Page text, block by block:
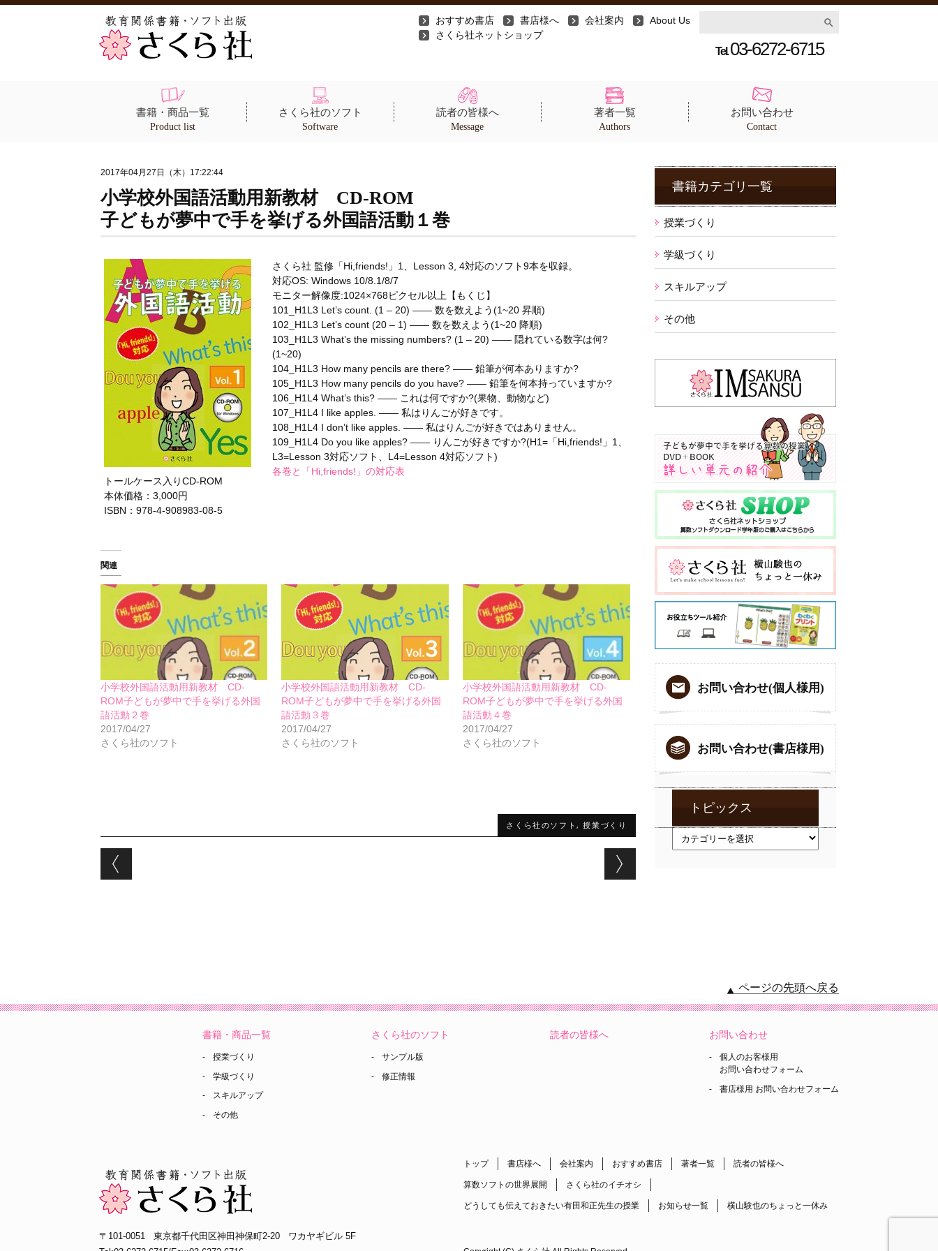
おすすめ書店 書店様へ 会社案内
About Us
さくら社ネットショップ
Tel. 03-6272-6715
書籍・商品一覧
Product list
さくら社のソフト
Software
読者の皆様へ
Message
著者一覧
Authors
お問い合わせ
Contact
2017年04月27日（木）17:22:44
小学校外国語活動用新教材 CD-ROM
子どもが夢中で手を挙げる外国語活動１巻
さくら社 監修「Hi,friends!」1、Lesson 3, 4対応のソフト9本を収録。
対応OS: Windows 10/8.1/8/7
モニター解像度:1024×768ピクセル以上【もくじ】
101_H1L3 Let’s count. (1 – 20) ―― 数を数えよう(1~20 昇順)
102_H1L3 Let’s count (20 – 1) ―― 数を数えよう(1~20 降順)
103_H1L3 What’s the missing numbers? (1 – 20) ―― 隠れている数字は何?
(1~20)
104_H1L3 How many pencils are there? ―― 鉛筆が何本ありますか?
105_H1L3 How many pencils do you have? ―― 鉛筆を何本持っていますか?
106_H1L4 What’s this? ―― これは何ですか?(果物、動物など)
107_H1L4 I like apples. ―― 私はりんごが好きです。
108_H1L4 I don’t like apples. ―― 私はりんごが好きではありません。
109_H1L4 Do you like apples? ―― りんごが好きですか?(H1=「Hi,friends!」1、
L3=Lesson 3対応ソフト、L4=Lesson 4対応ソフト)
各巻と「Hi,friends!」の対応表
トールケース入りCD-ROM
本体価格：3,000円
ISBN：978-4-908983-08-5
関連
小学校外国語活動用新教材 CD-
ROM子どもが夢中で手を挙げる外国
語活動２巻
2017/04/27
さくら社のソフト
小学校外国語活動用新教材 CD-
ROM子どもが夢中で手を挙げる外国
語活動３巻
2017/04/27
さくら社のソフト
小学校外国語活動用新教材 CD-
ROM子どもが夢中で手を挙げる外国
語活動４巻
2017/04/27
さくら社のソフト
さくら社のソフト ,授業づくり
Post navigation
書籍カテゴリ一覧
授業づくり
学級づくり
スキルアップ
その他
お問い合わせ(個人様用)
お問い合わせ(書店様用)
トピックス
ページの先頭へ戻る
書籍・商品一覧
授業づくり
学級づくり
スキルアップ
その他
さくら社のソフト
サンプル版
修正情報
読者の皆様へ お問い合わせ
個人のお客様用
お問い合わせフォーム
書店様用 お問い合わせフォーム
〒101-0051 東京都千代田区神田神保町2-20
ワカヤギビル 5F
トップ 書店様へ 会社案内 おすすめ書店 著者一覧 読者の皆様へ
算数ソフトの世界展開 さくら社のイチオシ
どうしても伝えておきたい有田和正先生の授業 お知らせ一覧 横山験也のちょっと一休み